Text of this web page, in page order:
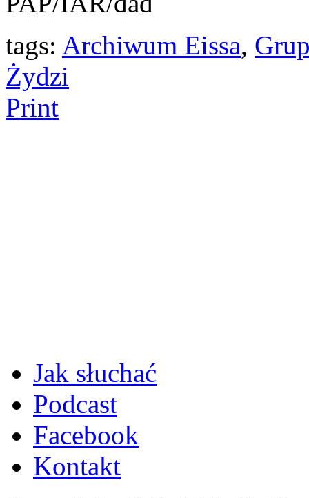
tags: Archiwum Eissa,
Żydzi
Print
Jak słuchać
Podcast
Facebook
Kontakt